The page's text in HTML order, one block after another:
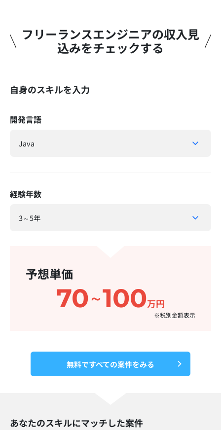
フリーランスエンジニアの収入見
込みをチェックする​
自身のスキルを入力
開発言語
経験年数
予想単価
70～100万円
※税別金額表示​
無料ですべての案件をみる
あなたのスキルにマッチした案件